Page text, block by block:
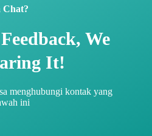
Chat?
We
It!
menghubungi kontak yang
ini